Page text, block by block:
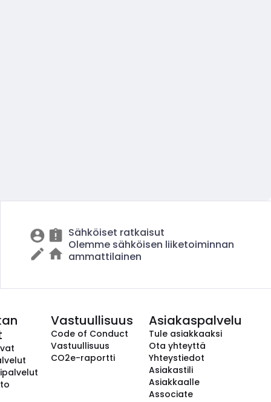
Sähköiset ratkaisut
Olemme sähköisen liiketoiminnan
ammattilainen
Vastuullisuus
Code of Conduct
Vastuullisuus
CO2e-raportti
Asiakaspalvelu
Tule asiakkaaksi
Ota yhteyttä
Yhteystiedot
Asiakastili
Asiakkaalle
Associate